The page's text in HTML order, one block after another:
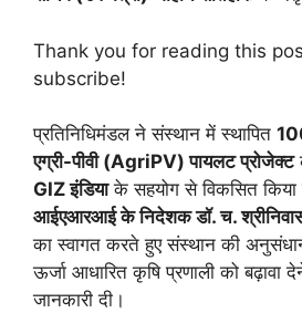
Thank you for reading this
subscribe!
प्रतिनिधिमंडल ने संस्थान में स्थापित
एग्री-पीवी (AgriPV) पायलट प्रोजेक्ट
GIZ इंडियाके सहयोग से विकसित
आईएआरआई के निदेशक डॉ. च.
का स्वागत करते हुए संस्थान की
ऊर्जा आधारित कृषि प्रणाली को बढ़ावा
जानकारी दी।